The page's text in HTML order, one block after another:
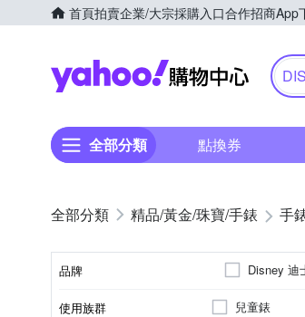
首頁拍賣企業/大宗採購入口合作招商App
Yahoo
全部分類 點換券
精品/黃金/珠寶/手錶 手
品牌 Disney 迪
使用族群 兒童錶